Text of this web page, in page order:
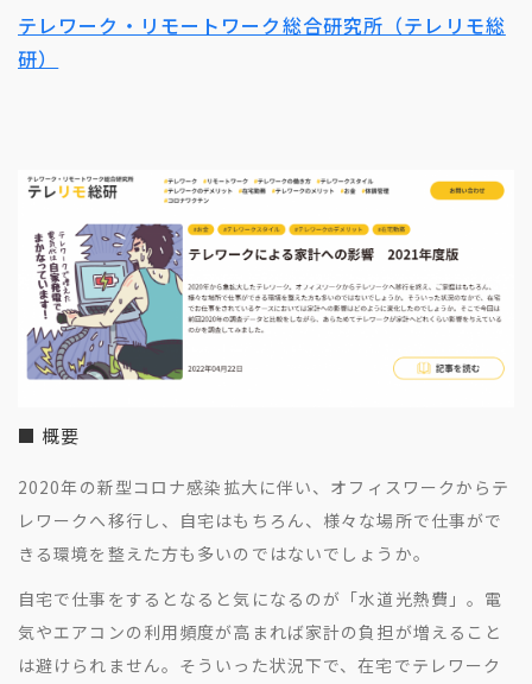
テレリモ総研
テレワーク・リモートワーク総合研究所（テレリモ総
研）
■ 概要
2020年の新型コロナ感染拡大に伴い、オフィスワークからテ
レワークへ移行し、自宅はもちろん、様々な場所で仕事がで
きる環境を整えた方も多いのではないでしょうか。
自宅で仕事をするとなると気になるのが「水道光熱費」。電
気やエアコンの利用頻度が高まれば家計の負担が増えること
は避けられません。そういった状況下で、在宅でテレワーク